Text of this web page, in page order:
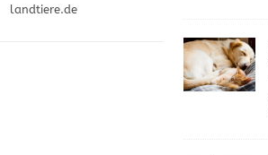
landtiere.de